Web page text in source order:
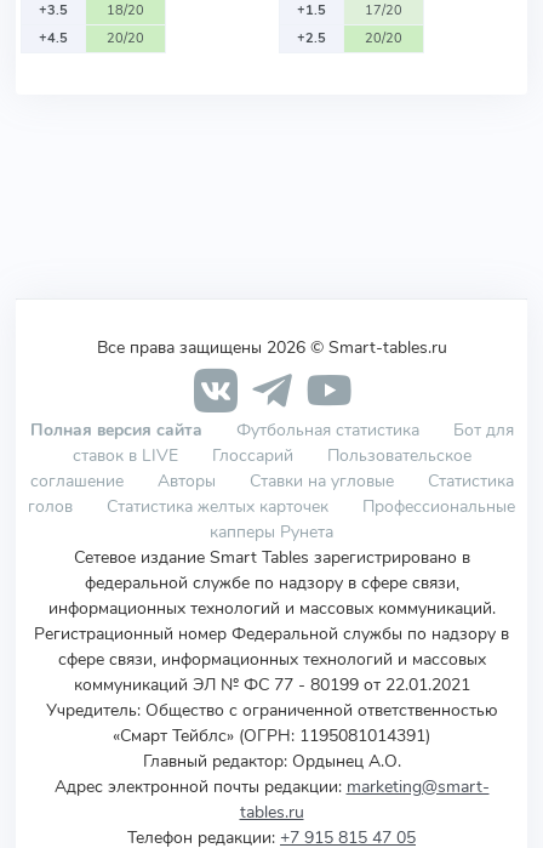
+3.5
18/20
+4.5
20/20
+1.5
17/20
+2.5
20/20
Все права защищены 2026 © Smart-tables.ru
Полная версия сайта Футбольная статистика
Бот для
ставок в LIVE
Глоссарий
Пользовательское
соглашение
Авторы Ставки на угловые
Статистика
голов
Статистика желтых карточек
Профессиональные
капперы Рунета
Сетевое издание Smart Tables зарегистрировано в
федеральной службе по надзору в сфере связи,
информационных технологий и массовых коммуникаций.
Регистрационный номер Федеральной службы по надзору в
сфере связи, информационных технологий и массовых
коммуникаций ЭЛ № ФС 77 - 80199 от 22.01.2021
Учредитель: Общество с ограниченной ответственностью
«Смарт Тейблс» (ОГРН: 1195081014391)
Главный редактор: Ордынец А.О.
Адрес электронной почты редакции: marketing@smart-
tables.ru
Телефон редакции: +7 915 815 47 05